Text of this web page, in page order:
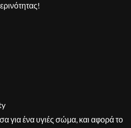
για ένα υγιές σώμα, και αφορά το